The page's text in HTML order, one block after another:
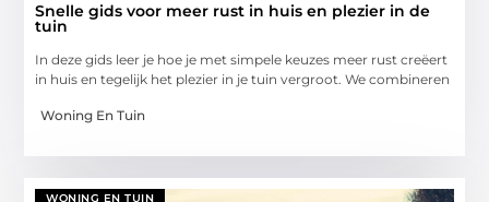
Snelle gids voor meer rust in huis en plezier in de
tuin
In deze gids leer je hoe je met simpele keuzes meer rust creëert
in huis en tegelijk het plezier in je tuin vergroot. We combineren
Woning En Tuin
WONING EN TUIN